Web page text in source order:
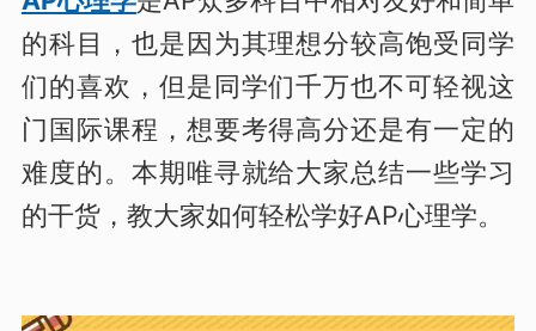
的科目，也是因为其理想分较高饱受同学
们的喜欢，但是同学们千万也不可轻视这
门国际课程，想要考得高分还是有一定的
难度的。本期唯寻就给大家总结一些学习
的干货，教大家如何轻松学好AP心理学。